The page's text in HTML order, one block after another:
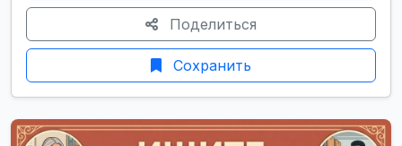
Поделиться
Сохранить